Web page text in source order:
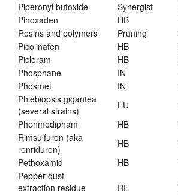
Piperonyl butoxide
Synergist
Pinoxaden
HB
Resins and polymers
Pruning
Picolinafen
HB
Picloram
HB
Phosphane
IN
Phosmet
IN
Phlebiopsis gigantea
(several strains)
FU
Phenmedipham
HB
Rimsulfuron (aka
renriduron)
HB
Pethoxamid
HB
Pepper dust
extraction residue
RE